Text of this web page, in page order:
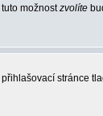
tuto možnostzvolíte
přihlašovací stránce